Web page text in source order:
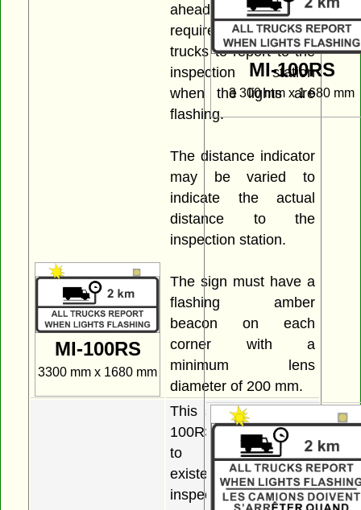
MI-100RS
3300 mm x 1680 mm
ahead and the
requirement for all
trucks to report to the
inspection station
when the lights are
flashing.
The distance indicator
may be varied to
indicate the actual
distance to the
inspection station.
The sign must have a
flashing amber
beacon on each
corner with a
minimum lens
diameter of 200 mm.
This sign or sign MI-
100RS must be used
to indicate the
existence of an
inspection station
MI-100RS
3 300 mm x 1 680 mm